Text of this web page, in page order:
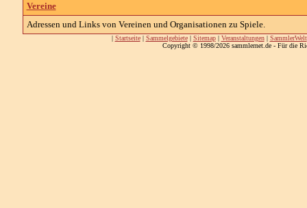
Vereine
Adressen und Links von Vereinen und Organisationen zu Spiele.
| Startseite| Sammelgebiete| Sitemap| Veranstaltungen| SammlerWelt
Copyright © 1998/2026 sammlernet.de - Für die